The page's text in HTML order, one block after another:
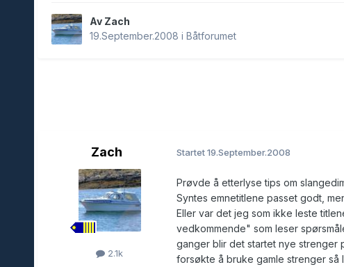
Av Zach
19.September.2008 i Båtforumet
Zach
2.1k
Startet19.September.2008
Prøvde å etterlyse tips om
Syntes emnetitlene passet godt,
Eller var det jeg som ikke leste
vedkommende" som leser
ganger blir det startet nye strenger
forsøkte å bruke gamle strenger så